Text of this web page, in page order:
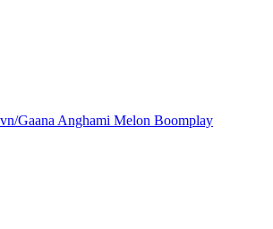
Gaana Anghami Melon Boomplay